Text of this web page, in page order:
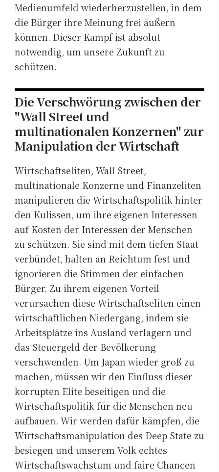
Medienumfeld wiederherzustellen, in dem
die Bürger ihre Meinung frei äußern
können. Dieser Kampf ist absolut
notwendig, um unsere Zukunft zu
schützen.
Die Verschwörung zwischen der
"Wall Street und
multinationalen Konzernen" zur
Manipulation der Wirtschaft
Wirtschaftseliten, Wall Street,
multinationale Konzerne und Finanzeliten
manipulieren die Wirtschaftspolitik hinter
den Kulissen, um ihre eigenen Interessen
auf Kosten der Interessen der Menschen
zu schützen. Sie sind mit dem tiefen Staat
verbündet, halten an Reichtum fest und
ignorieren die Stimmen der einfachen
Bürger. Zu ihrem eigenen Vorteil
verursachen diese Wirtschaftseliten einen
wirtschaftlichen Niedergang, indem sie
Arbeitsplätze ins Ausland verlagern und
das Steuergeld der Bevölkerung
verschwenden. Um Japan wieder groß zu
machen, müssen wir den Einfluss dieser
korrupten Elite beseitigen und die
Wirtschaftspolitik für die Menschen neu
aufbauen. Wir werden dafür kämpfen, die
Wirtschaftsmanipulation des Deep State zu
besiegen und unserem Volk echtes
Wirtschaftswachstum und faire Chancen